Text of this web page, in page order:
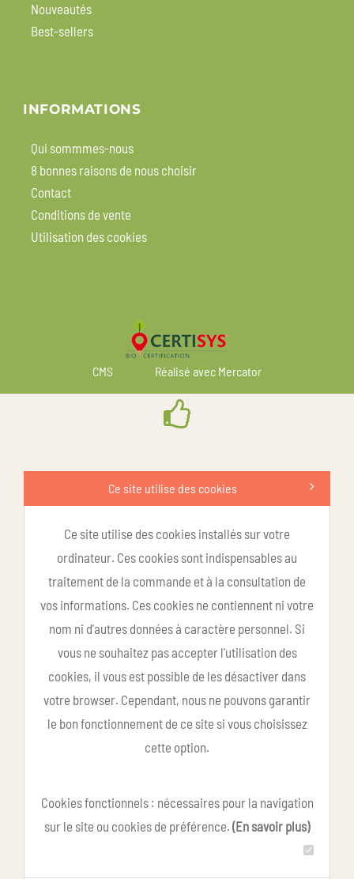
Nouveautés
Best-sellers
INFORMATIONS
Qui sommmes-nous
8 bonnes raisons de nous choisir
Contact
Conditions de vente
Utilisation des cookies
CMS Réalisé avec Mercator
Ce site utilise des cookies
Ce site utilise des cookies installés sur votre
ordinateur. Ces cookies sont indispensables au
traitement de la commande et à la consultation de
vos informations. Ces cookies ne contiennent ni votre
nom ni d'autres données à caractère personnel. Si
vous ne souhaitez pas accepter l'utilisation des
cookies, il vous est possible de les désactiver dans
votre browser. Cependant, nous ne pouvons garantir
le bon fonctionnement de ce site si vous choisissez
cette option.
Cookies fonctionnels : nécessaires pour la navigation
sur le site ou cookies de préférence. (En savoir plus)